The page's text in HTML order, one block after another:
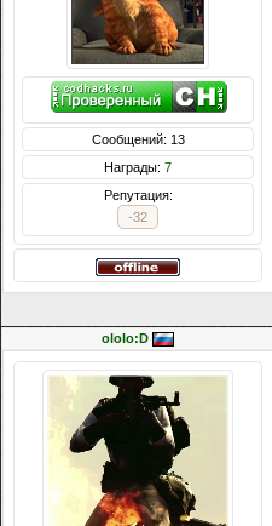
Сообщений: 13
Награды: 7
Репутация:
-32
ololo:D